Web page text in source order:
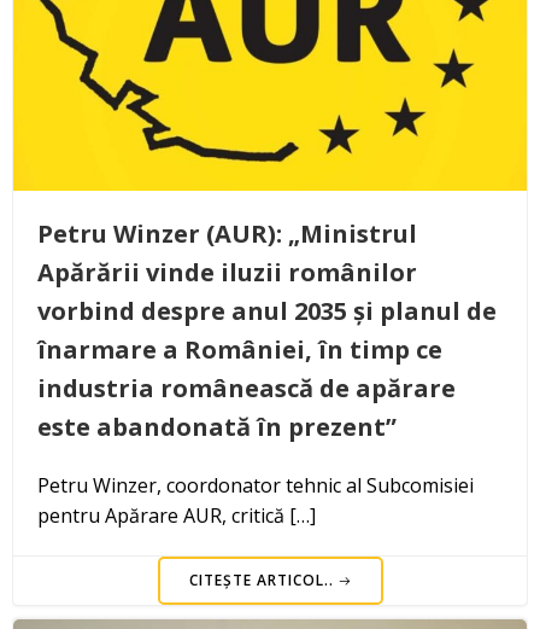
Petru Winzer (AUR): „Ministrul
Apărării vinde iluzii românilor
vorbind despre anul 2035 și planul de
înarmare a României, în timp ce
industria românească de apărare
este abandonată în prezent”
Petru Winzer, coordonator tehnic al Subcomisiei
pentru Apărare AUR, critică […]
CITEȘTE ARTICOL..